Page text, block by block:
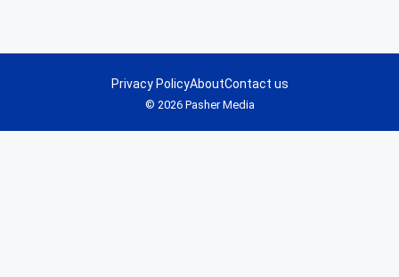
© 2026 Pasher Media
Privacy PolicyAboutContact us